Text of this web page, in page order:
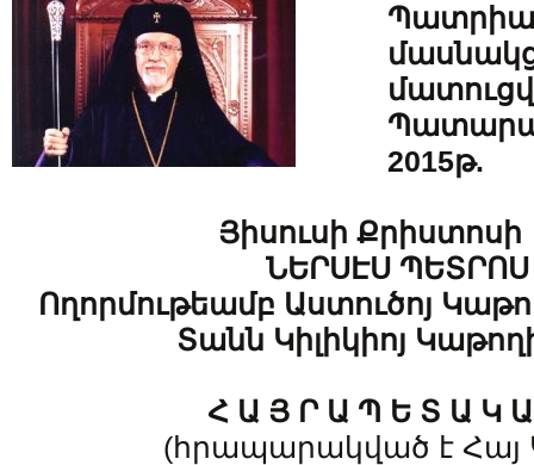
2015թ.
Յիսուսի
ՆԵՐՍԷՍ
Ողորմութեամբ Աստուծոյ
Տանն Կիլիկիոյ
Հ Ա Յ Ր Ա Պ Ե Տ Ա Կ
(հրապարակված է Հայ